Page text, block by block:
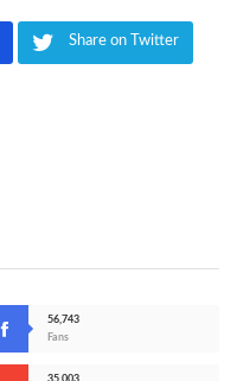
Share on Twitter
56,743
Fans
35,003